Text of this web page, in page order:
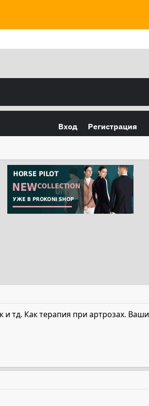
Вход Регистрация
и тд. Как терапия при артрозах. Ваши